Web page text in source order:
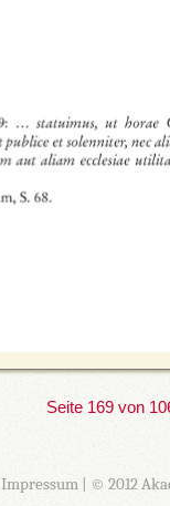
Seite 169 von
Impressum| © 2012